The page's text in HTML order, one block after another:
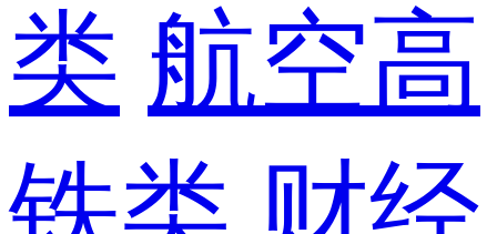
类 航空高